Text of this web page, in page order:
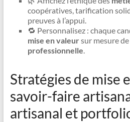
coopératives, tarification
preuves à l’appui.
🔁 Personnalisez : chaque
mise en valeursur mesure
professionnelle.
Stratégies de mise
savoir-faire
artisanal et